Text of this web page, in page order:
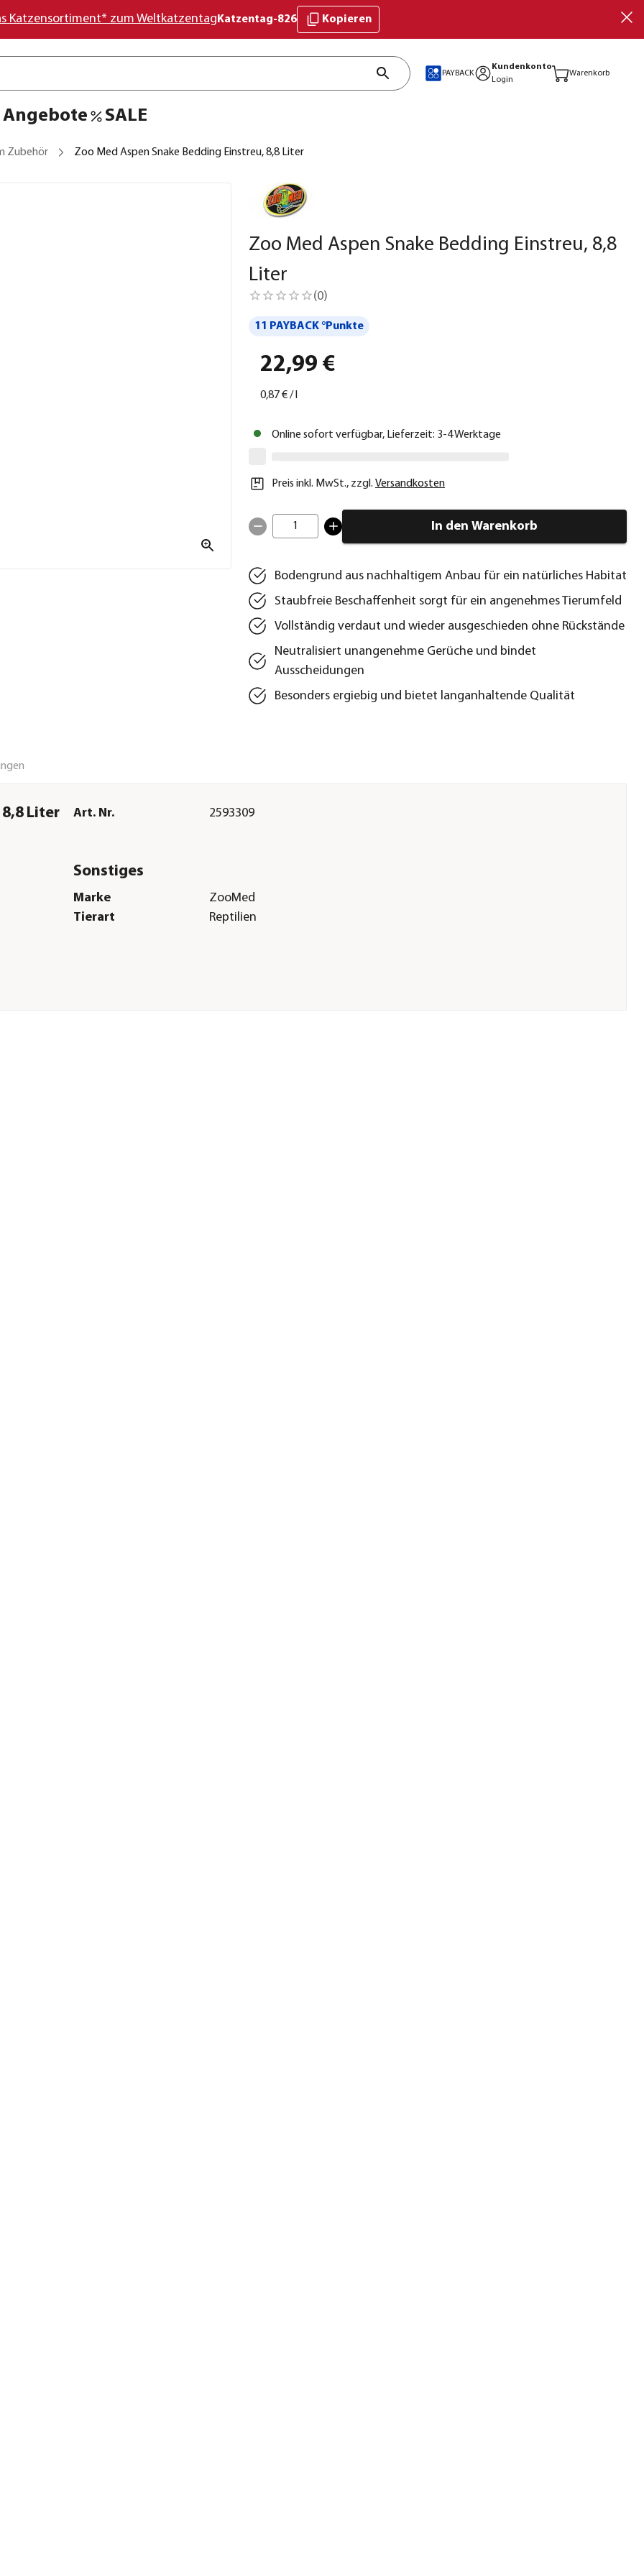
Katzensortiment* zum Weltkatzentag Katzentag-826 Kopieren
PAYBACK
Kundenkonto
Login
Warenkorb
Angebote SALE
Zubehör Zoo Med Aspen Snake Bedding Einstreu, 8,8 Liter
Zoo Med Aspen Snake Bedding Einstreu, 8,8
Liter
(0)
11 PAYBACK °Punkte
22,99 €
0,87 €/
Online sofort verfügbar, Lieferzeit: 3-4 Werktage
Preis inkl. MwSt., zzgl. Versandkosten
1 In den Warenkorb
Bodengrund aus nachhaltigem Anbau für ein natürliches Habitat
Staubfreie Beschaffenheit sorgt für ein angenehmes Tierumfeld
Vollständig verdaut und wieder ausgeschieden ohne Rückstände
Neutralisiert unangenehme Gerüche und bindet
Ausscheidungen
Besonders ergiebig und bietet langanhaltende Qualität
Liter Art. Nr. 2593309
Sonstiges
Marke
ZooMed
Tierart
Reptilien